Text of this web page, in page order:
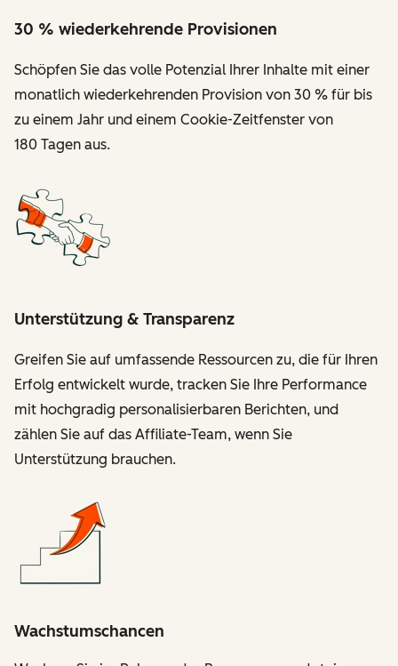
30 % wiederkehrende Provisionen
Schöpfen Sie das volle Potenzial Ihrer Inhalte mit einer
monatlich wiederkehrenden Provision von 30 % für bis
zu einem Jahr und einem Cookie-Zeitfenster von
180 Tagen aus.
Unterstützung & Transparenz
Greifen Sie auf umfassende Ressourcen zu, die für Ihren
Erfolg entwickelt wurde, tracken Sie Ihre Performance
mit hochgradig personalisierbaren Berichten, und
zählen Sie auf das Affiliate-Team, wenn Sie
Unterstützung brauchen.
Wachstumschancen